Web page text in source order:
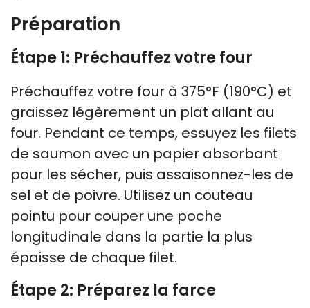
Préparation
Étape 1: Préchauffez votre four
Préchauffez votre four à 375°F (190°C) et
graissez légèrement un plat allant au
four. Pendant ce temps, essuyez les filets
de saumon avec un papier absorbant
pour les sécher, puis assaisonnez-les de
sel et de poivre. Utilisez un couteau
pointu pour couper une poche
longitudinale dans la partie la plus
épaisse de chaque filet.
Étape 2: Préparez la farce